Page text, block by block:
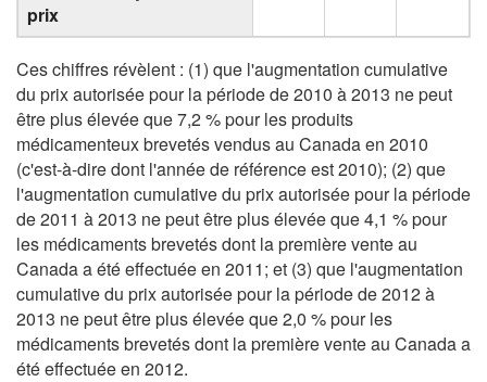
prix
Ces chiffres révèlent : (1) que l'augmentation cumulative
du prix autorisée pour la période de 2010 à 2013 ne peut
être plus élevée que 7,2 % pour les produits
médicamenteux brevetés vendus au Canada en 2010
(c'est-à-dire dont l'année de référence est 2010); (2) que
l'augmentation cumulative du prix autorisée pour la période
de 2011 à 2013 ne peut être plus élevée que 4,1 % pour
les médicaments brevetés dont la première vente au
Canada a été effectuée en 2011; et (3) que l'augmentation
cumulative du prix autorisée pour la période de 2012 à
2013 ne peut être plus élevée que 2,0 % pour les
médicaments brevetés dont la première vente au Canada a
été effectuée en 2012.